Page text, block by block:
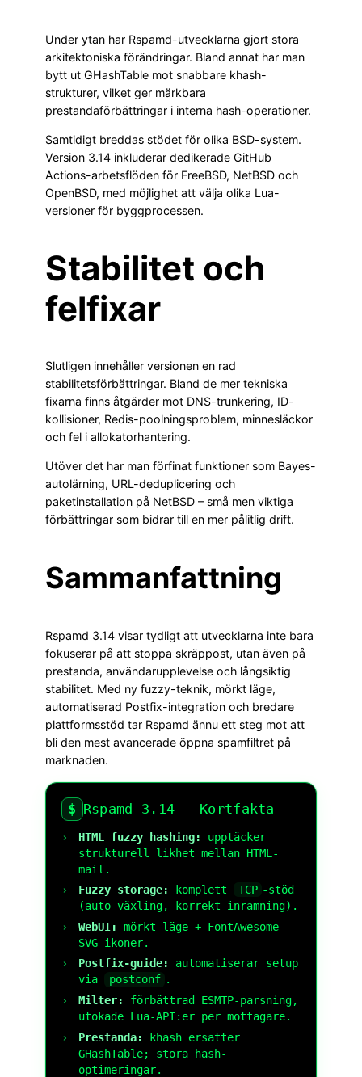
Under ytan har Rspamd-utvecklarna gjort stora
arkitektoniska förändringar. Bland annat har man
bytt ut GHashTable mot snabbare khash-
strukturer, vilket ger märkbara
prestandaförbättringar i interna hash-operationer.
Samtidigt breddas stödet för olika BSD-system.
Version 3.14 inkluderar dedikerade GitHub
Actions-arbetsflöden för FreeBSD, NetBSD och
OpenBSD, med möjlighet att välja olika Lua-
versioner för byggprocessen.
Stabilitet och
felfixar
Slutligen innehåller versionen en rad
stabilitetsförbättringar. Bland de mer tekniska
fixarna finns åtgärder mot DNS-trunkering, ID-
kollisioner, Redis-poolningsproblem, minnesläckor
och fel i allokatorhantering.
Utöver det har man förfinat funktioner som Bayes-
autolärning, URL-deduplicering och
paketinstallation på NetBSD – små men viktiga
förbättringar som bidrar till en mer pålitlig drift.
Sammanfattning
Rspamd 3.14 visar tydligt att utvecklarna inte bara
fokuserar på att stoppa skräppost, utan även på
prestanda, användarupplevelse och långsiktig
stabilitet. Med ny fuzzy-teknik, mörkt läge,
automatiserad Postfix-integration och bredare
plattformsstöd tar Rspamd ännu ett steg mot att
bli den mest avancerade öppna spamfiltret på
marknaden.
$ Rspamd 3.14 — Kortfakta
HTML fuzzy hashing:
upptäcker
strukturell likhet mellan HTML-
mail.
Fuzzy storage:
komplett TCP -stöd
(auto-växling, korrekt inramning).
WebUI:
mörkt läge + FontAwesome-
SVG-ikoner.
Postfix-guide:
automatiserar setup
via
postconf .
Milter:
förbättrad ESMTP-parsning,
utökade Lua-API:er per mottagare.
Prestanda:
khash ersätter
GHashTable; stora hash-
optimeringar.